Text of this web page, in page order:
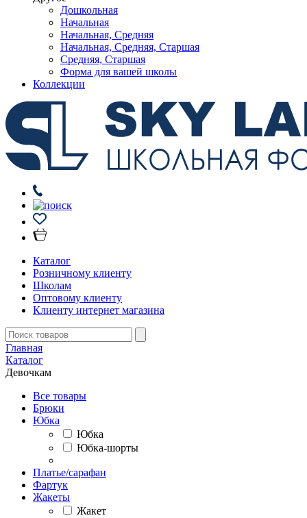
Дошкольная
Начальная
Начальная, Средняя
Начальная, Средняя, Старшая
Средняя, Старшая
Форма для вашей школы
Коллекции
Каталог
Розничному клиенту
Школам
Оптовому клиенту
Клиенту интернет магазина
Главная
Каталог
Девочкам
Все товары
Брюки
Юбка
Юбка
Юбка-шорты
Платье/сарафан
Фартук
Жакеты
Жакет